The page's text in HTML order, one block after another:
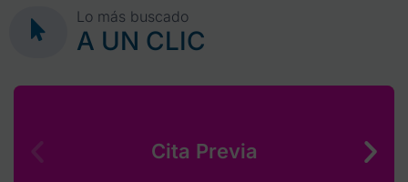
Lo más buscado
A UN CLIC
Cita Previa